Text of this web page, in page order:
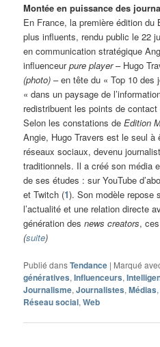
Montée en puissance des
En France, la première édition
plus influents, rendu public le 22
en communication stratégique
influenceurpure player– Hugo
(photo) – en tête du « Top 10
« dans un paysage de
redistribuent les points de
Selon les constations deEdition
Angie, Hugo Travers est le seul à
réseaux sociaux, devenu
traditionnels. Il a créé son média
de ses études : sur YouTube
et Twitch (1). Son modèle repose
l’actualité et une relation directe
génération desnews creators,
(suite)
Publié dansTendance | Marqué
génératives,Influenceurs,
Journalisme,Journalistes,Médias,
Réseau social,Web